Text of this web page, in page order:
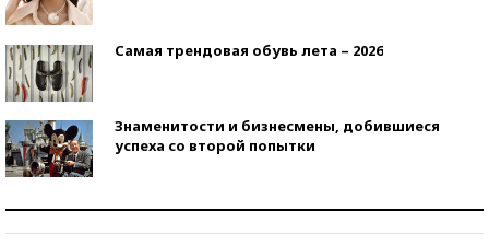
Самая трендовая обувь лета – 2026
Знаменитости и бизнесмены, добившиеся
успеха со второй попытки